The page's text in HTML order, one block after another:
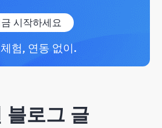
시작하세요
험, 연동 없이.
블로그 글